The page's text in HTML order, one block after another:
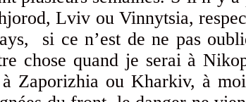
Lviv ou Vinnytsia,
si ce n’est de ne pas
chose quand je serai à
à Zaporizhia ou Kharkiv, à